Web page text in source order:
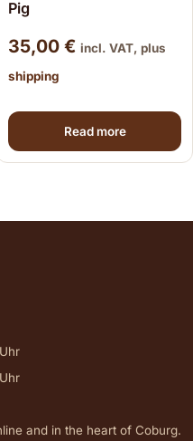
Pig
35,00 € incl. VAT, plus
shipping
Read more
and in the heart of Coburg.